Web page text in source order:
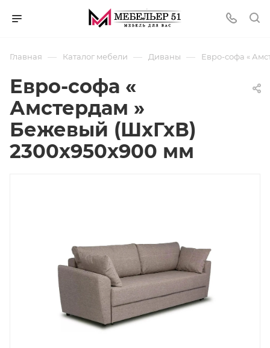
Главная — Каталог мебели — Диваны — Евро-софа «
Евро-софа «
Амстердам »
Бежевый (ШхГхВ)
2300х950х900 мм